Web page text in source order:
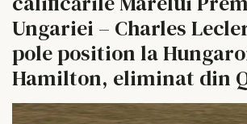
Ungariei – Charles
pole position la
Hamilton, eliminat din